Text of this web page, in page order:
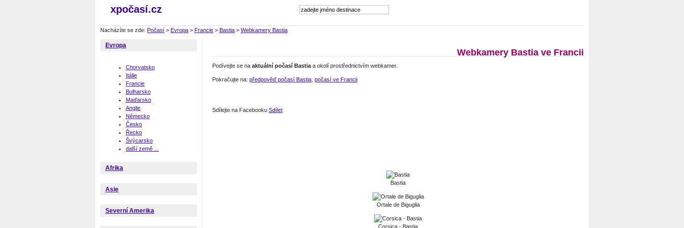
xpočasí.cz
Nacházíte se zde: Počasí > Evropa > Francie > Bastia > Webkamery Bastia
Evropa
Chorvatsko
Itálie
Francie
Bulharsko
Maďarsko
Anglie
Německo
Česko
Řecko
Švýcarsko
další země ...
Afrika
Asie
Severní Amerika
Webkamery Bastia ve Francii
Podívejte se na aktuální počasí Bastia a okolí prostřednictvím webkamer.
Pokračujte na: předpověď počasí Bastia počasí ve Francii
Sdílejte na Facebooku Sdílet
Bastia
Ortale de Biguglia
Corsica - Bastia